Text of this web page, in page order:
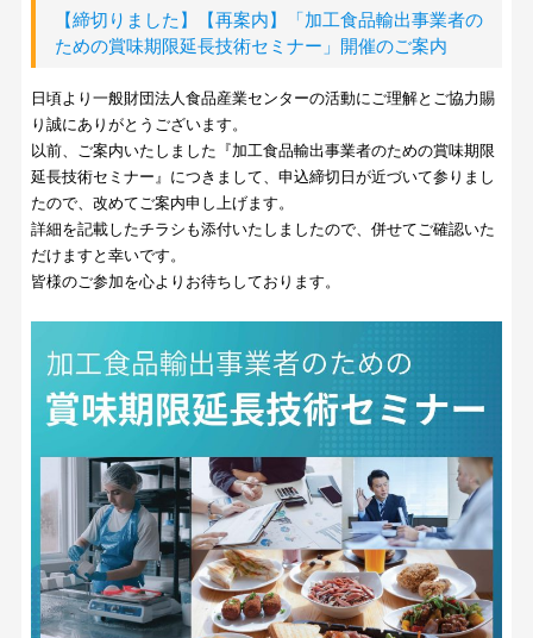
【締切りました】【再案内】「加工食品輸出事業者の
ための賞味期限延長技術セミナー」開催のご案内
日頃より一般財団法人食品産業センターの活動にご理解とご協力賜
り誠にありがとうございます。
以前、ご案内いたしました『加工食品輸出事業者のための賞味期限
延長技術セミナー』につきまして、申込締切日が近づいて参りまし
たので、改めてご案内申し上げます。
詳細を記載したチラシも添付いたしましたので、併せてご確認いた
だけますと幸いです。
皆様のご参加を心よりお待ちしております。